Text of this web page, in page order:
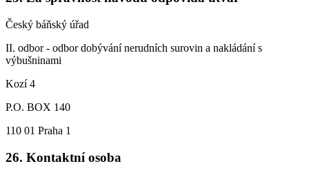
Český báňský úřad
II. odbor - odbor dobývání nerudních surovin a nakládání s
výbušninami
Kozí 4
P.O. BOX 140
110 01 Praha 1
26. Kontaktní osoba